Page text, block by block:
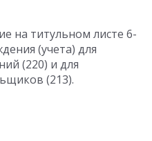
на титульном листе 6-
(учета) для
(220) и для
(213).